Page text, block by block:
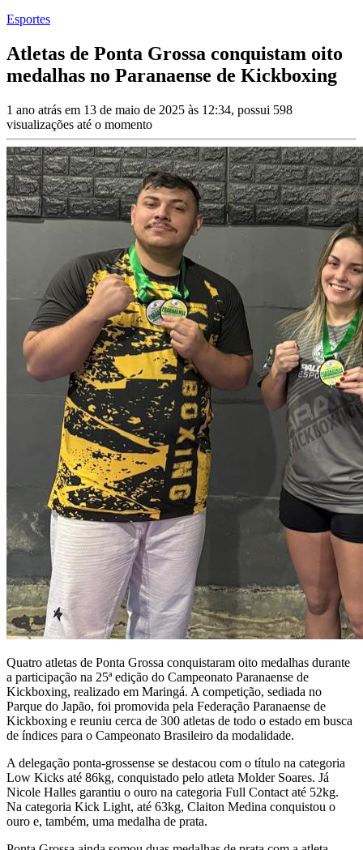
Esportes
Atletas de Ponta Grossa conquistam oito
medalhas no Paranaense de Kickboxing
1 ano atrás em 13 de maio de 2025 às 12:34, possui 598
visualizações até o momento
Quatro atletas de Ponta Grossa conquistaram oito medalhas durante
a participação na 25ª edição do Campeonato Paranaense de
Kickboxing, realizado em Maringá. A competição, sediada no
Parque do Japão, foi promovida pela Federação Paranaense de
Kickboxing e reuniu cerca de 300 atletas de todo o estado em busca
de índices para o Campeonato Brasileiro da modalidade.
A delegação ponta-grossense se destacou com o título na categoria
Low Kicks até 86kg, conquistado pelo atleta Molder Soares. Já
Nicole Halles garantiu o ouro na categoria Full Contact até 52kg.
Na categoria Kick Light, até 63kg, Claiton Medina conquistou o
ouro e, também, uma medalha de prata.